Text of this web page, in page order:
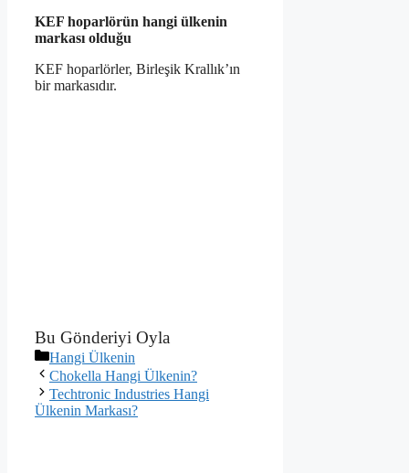
KEF hoparlörün hangi ülkenin
markası olduğu
KEF hoparlörler, Birleşik Krallık’ın
bir markasıdır.
Bu Gönderiyi Oyla
Kategoriler
Hangi Ülkenin
Chokella Hangi Ülkenin?
Techtronic Industries Hangi
Ülkenin Markası?